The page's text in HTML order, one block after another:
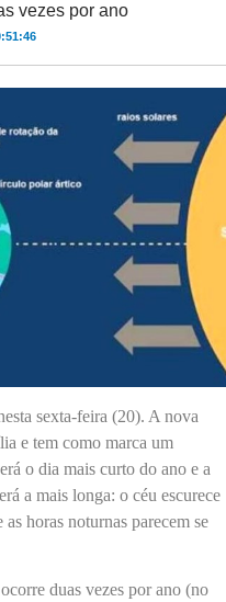
vezes por ano
sexta-feira (20). A nova
e tem como marca um
o dia mais curto do ano e a
a mais longa: o céu escurece
horas noturnas parecem se
duas vezes por ano (no